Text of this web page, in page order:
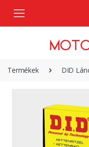
Termékek DID